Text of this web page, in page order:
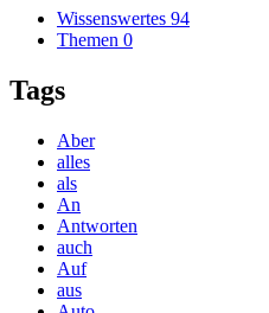
Wissenswertes 94
Themen 0
Tags
Aber
alles
als
An
Antworten
auch
Auf
aus